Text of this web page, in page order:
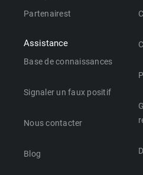
Partenairest
Assistance
Base de connaissances
Signaler un faux positif
Nous contacter
Blog